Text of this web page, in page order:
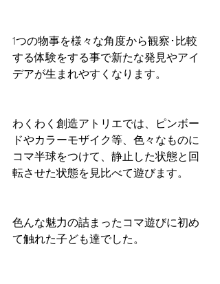
1つの物事を様々な角度から観察･比較
する体験をする事で新たな発見やアイ
デアが生まれやすくなります。
わくわく創造アトリエでは、ピンボー
ドやカラーモザイク等、色々なものに
コマ半球をつけて、静止した状態と回
転させた状態を見比べて遊びます。
色んな魅力の詰まったコマ遊びに初め
て触れた子ども達でした。